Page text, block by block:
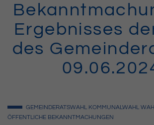
Ergebnisses
des
GEMEINDERATSWAHL KOMMUNALWAHL
ÖFFENTLICHE BEKANNTMACHUNGEN